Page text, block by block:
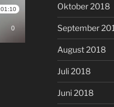
Oktober 2018
September
August 2018
Juli 2018
Juni 2018